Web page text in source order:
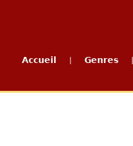
Accueil Genres